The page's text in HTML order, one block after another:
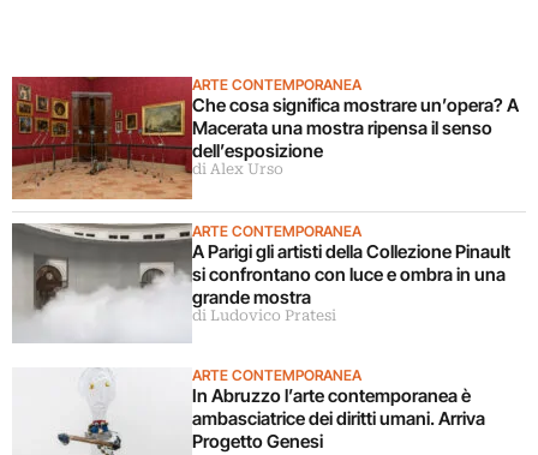
ARTE CONTEMPORANEA
Che cosa significa mostrare un’opera? A
Macerata una mostra ripensa il senso
dell’esposizione
di Alex Urso
ARTE CONTEMPORANEA
A Parigi gli artisti della Collezione Pinault
si confrontano con luce e ombra in una
grande mostra
di Ludovico Pratesi
ARTE CONTEMPORANEA
In Abruzzo l’arte contemporanea è
ambasciatrice dei diritti umani. Arriva
Progetto Genesi